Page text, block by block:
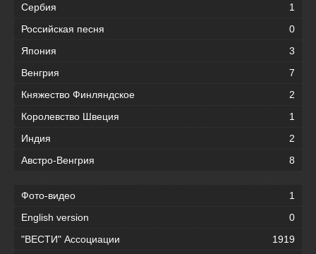
Сербия
1
Российская песня
0
Япония
3
Венгрия
7
Княжество Финляндское
2
Королевство Швеция
1
Индия
2
Австро-Венгрия
8
Фото-видео
1
English version
0
"ВЕСТИ" Ассоциации
1919